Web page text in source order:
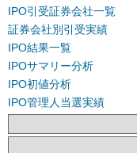
IPO引受証券会社一覧
証券会社別引受実績
IPO結果一覧
IPOサマリー分析
IPO初値分析
IPO管理人当選実績